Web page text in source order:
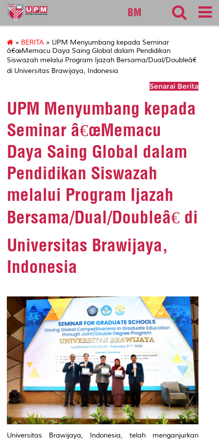
127
BM
» BERITA » UPM Menyumbang kepada Seminar
â€œMemacu Daya Saing Global dalam Pendidikan
Siswazah melalui Program Ijazah Bersama/Dual/Doubleâ€
di Universitas Brawijaya, Indonesia
Senarai Berita
UPM Menyumbang kepada
Seminar â€œMemacu
Daya Saing Global dalam
Pendidikan Siswazah
melalui Program Ijazah
Bersama/Dual/Doubleâ€ di
Universitas Brawijaya,
Indonesia
Universitas Brawijaya, Indonesia, telah menganjurkan